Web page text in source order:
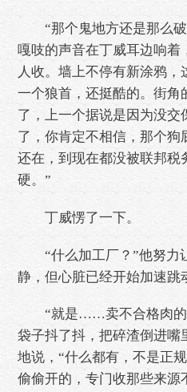
“那个鬼地方还是那么破
嘎吱的声音在丁威耳边响着
人收。墙上不停有新涂鸦
一个狼首，还挺酷的。街角
了，上一个据说是因为没交
了，你肯定不相信，那个狗
还在，到现在都没被联邦税
硬。”
丁威愣了一下。
“什么加工厂？”他努力
静，但心脏已经开始加速跳
“就是……卖不合格肉的
袋子抖了抖，把碎渣倒进嘴
地说，“什么都有，不是正
偷偷开的，专门收那些来源